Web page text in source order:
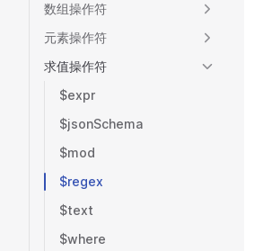
数组操作符
元素操作符
求值操作符
$expr
$jsonSchema
$mod
$regex
$text
$where